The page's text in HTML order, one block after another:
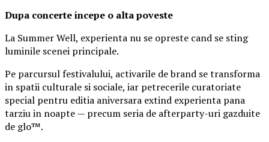
Dupa concerte incepe o alta poveste
La Summer Well, experienta nu se opreste cand se sting
luminile scenei principale.
Pe parcursul festivalului, activarile de brand se transforma
in spatii culturale si sociale, iar petrecerile curatoriate
special pentru editia aniversara extind experienta pana
tarziu in noapte — precum seria de afterparty-uri gazduite
de glo™.